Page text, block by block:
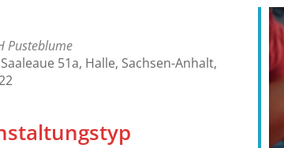
iCalendar
Pusteblume
51a, Halle, Sachsen-Anhalt,